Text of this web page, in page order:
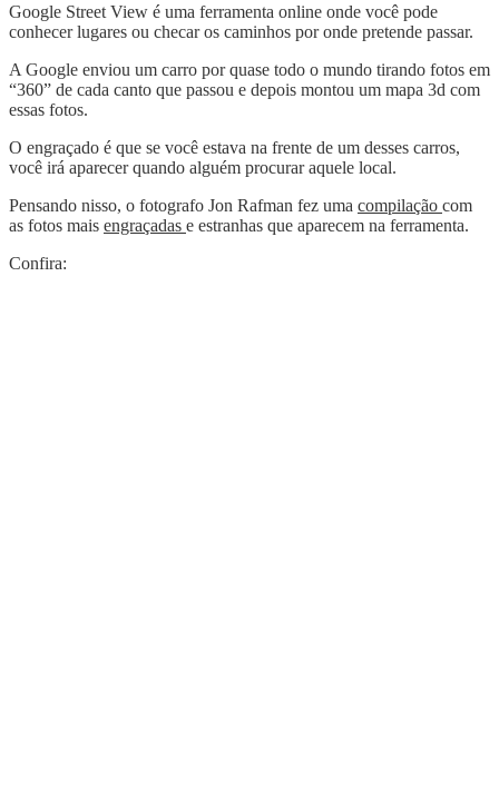
Google Street View é uma ferramenta online onde você pode
conhecer lugares ou checar os caminhos por onde pretende passar.
A Google enviou um carro por quase todo o mundo tirando fotos em
“360” de cada canto que passou e depois montou um mapa 3d com
essas fotos.
O engraçado é que se você estava na frente de um desses carros,
você irá aparecer quando alguém procurar aquele local.
Pensando nisso, o fotografo Jon Rafman fez uma compilação com
as fotos mais engraçadas e estranhas que aparecem na ferramenta.
Confira: